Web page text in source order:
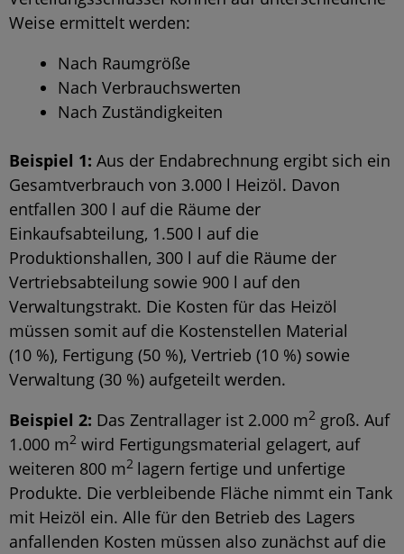
Weise ermittelt werden:
Nach Raumgröße
Nach Verbrauchswerten
Nach Zuständigkeiten
Beispiel 1: Aus der Endabrechnung ergibt sich ein
Gesamtverbrauch von 3.000 l Heizöl. Davon
entfallen 300 l auf die Räume der
Einkaufsabteilung, 1.500 l auf die
Produktionshallen, 300 l auf die Räume der
Vertriebsabteilung sowie 900 l auf den
Verwaltungstrakt. Die Kosten für das Heizöl
müssen somit auf die Kostenstellen Material
(10 %), Fertigung (50 %), Vertrieb (10 %) sowie
Verwaltung (30 %) aufgeteilt werden.
Beispiel 2: Das Zentrallager ist 2.000 m2 groß. Auf
1.000 m2 wird Fertigungsmaterial gelagert, auf
weiteren 800 m2 lagern fertige und unfertige
Produkte. Die verbleibende Fläche nimmt ein Tank
mit Heizöl ein. Alle für den Betrieb des Lagers
anfallenden Kosten müssen also zunächst auf die